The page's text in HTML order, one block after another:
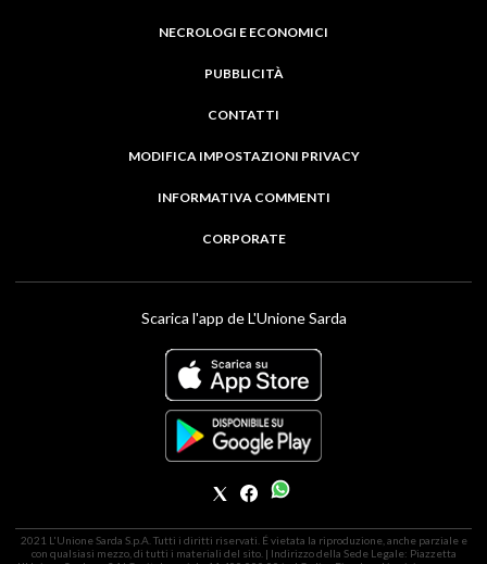
NECROLOGI E ECONOMICI
PUBBLICITÀ
CONTATTI
MODIFICA IMPOSTAZIONI PRIVACY
INFORMATIVA COMMENTI
CORPORATE
Scarica l'app de L'Unione Sarda
2021 L'Unione Sarda S.p.A. Tutti i diritti riservati. É vietata la riproduzione, anche parziale e
con qualsiasi mezzo, di tutti i materiali del sito. | Indirizzo della Sede Legale: Piazzetta